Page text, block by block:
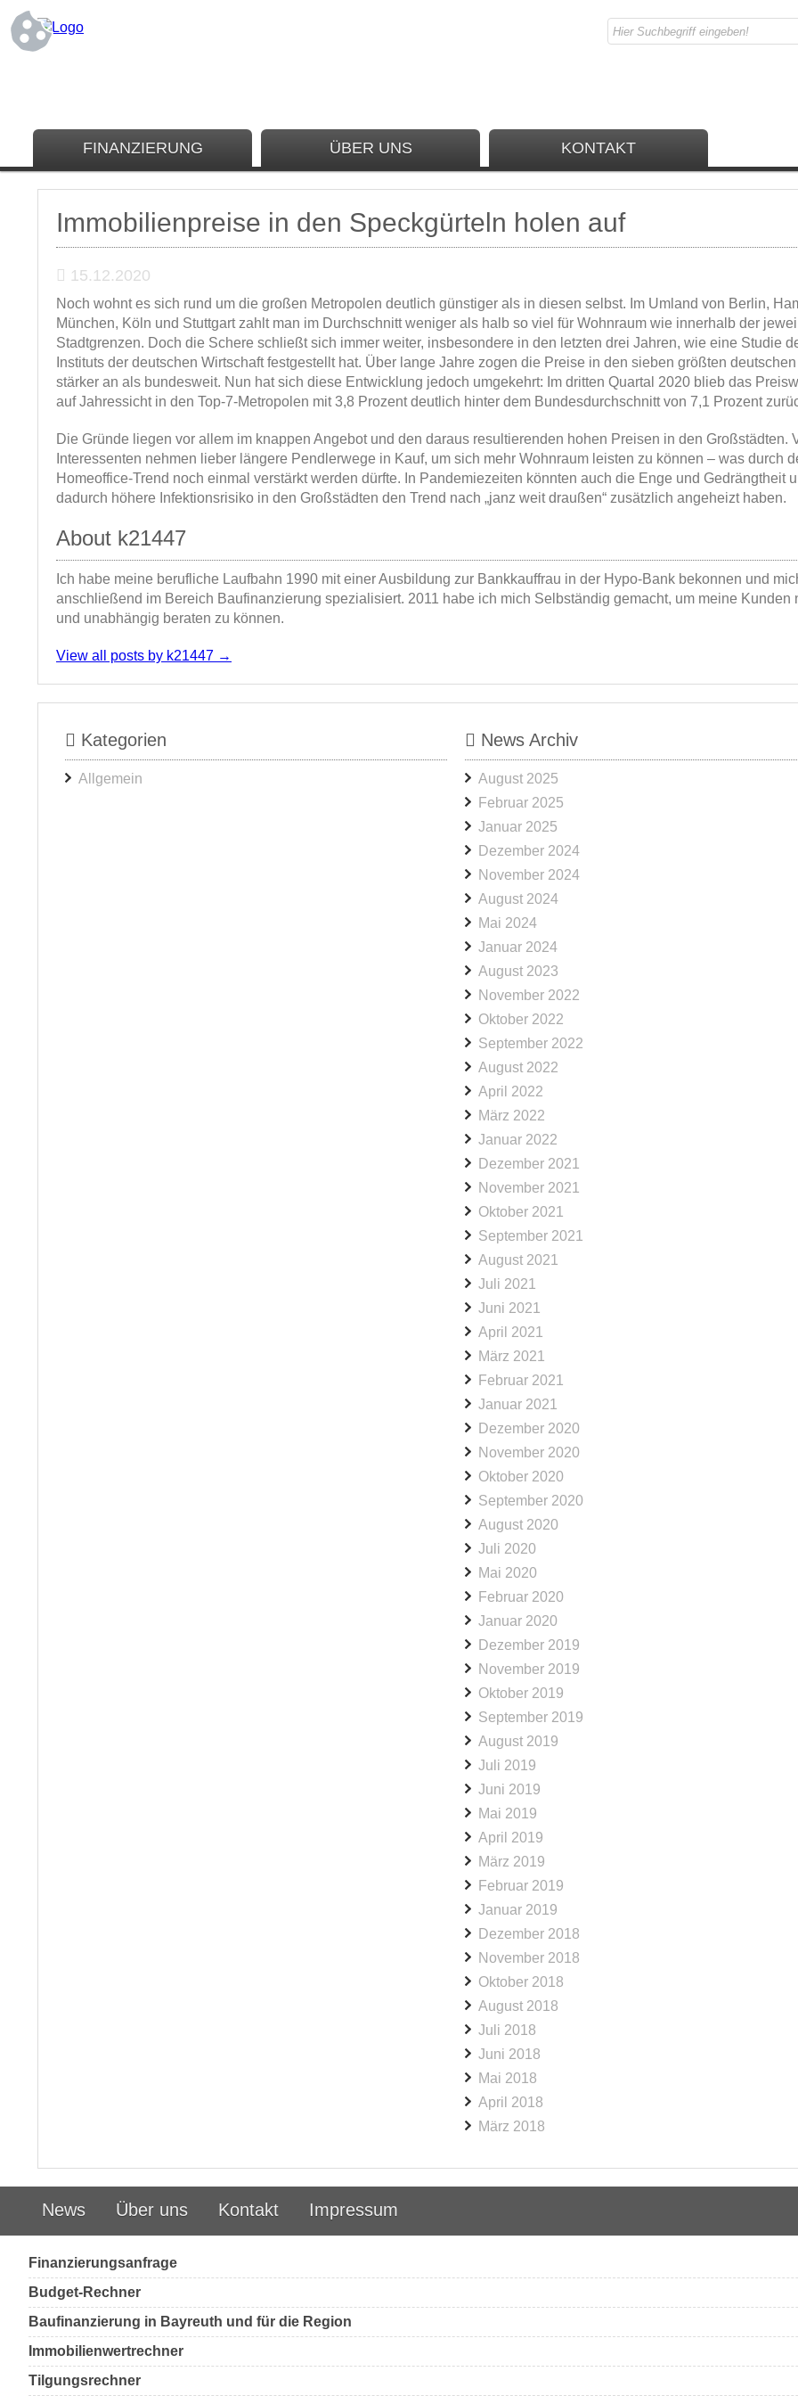
FINANZIERUNG ÜBER UNS KONTAKT
Immobilienpreise in den Speckgürteln holen auf
15.12.2020
Noch wohnt es sich rund um die großen Metropolen deutlich günstiger als in diesen selbst. Im Umland von Berlin,
München, Köln und Stuttgart zahlt man im Durchschnitt weniger als halb so viel für Wohnraum wie innerhalb der
Stadtgrenzen. Doch die Schere schließt sich immer weiter, insbesondere in den letzten drei Jahren, wie eine Studie
Instituts der deutschen Wirtschaft festgestellt hat. Über lange Jahre zogen die Preise in den sieben größten
stärker an als bundesweit. Nun hat sich diese Entwicklung jedoch umgekehrt: Im dritten Quartal 2020 blieb das
auf Jahressicht in den Top-7-Metropolen mit 3,8 Prozent deutlich hinter dem Bundesdurchschnitt von 7,1 Prozent
Die Gründe liegen vor allem im knappen Angebot und den daraus resultierenden hohen Preisen in den Großstädten.
Interessenten nehmen lieber längere Pendlerwege in Kauf, um sich mehr Wohnraum leisten zu können – was durch
Homeoffice-Trend noch einmal verstärkt werden dürfte. In Pandemiezeiten könnten auch die Enge und Gedrängtheit
dadurch höhere Infektionsrisiko in den Großstädten den Trend nach „janz weit draußen“ zusätzlich angeheizt haben.
About k21447
Ich habe meine berufliche Laufbahn 1990 mit einer Ausbildung zur Bankkauffrau in der Hypo-Bank bekonnen und
anschließend im Bereich Baufinanzierung spezialisiert. 2011 habe ich mich Selbständig gemacht, um meine Kunden
und unabhängig beraten zu können.
View all posts by k21447 →
Kategorien
Allgemein
News Archiv
August 2025
Februar 2025
Januar 2025
Dezember 2024
November 2024
August 2024
Mai 2024
Januar 2024
August 2023
November 2022
Oktober 2022
September 2022
August 2022
April 2022
März 2022
Januar 2022
Dezember 2021
November 2021
Oktober 2021
September 2021
August 2021
Juli 2021
Juni 2021
April 2021
März 2021
Februar 2021
Januar 2021
Dezember 2020
November 2020
Oktober 2020
September 2020
August 2020
Juli 2020
Mai 2020
Februar 2020
Januar 2020
Dezember 2019
November 2019
Oktober 2019
September 2019
August 2019
Juli 2019
Juni 2019
Mai 2019
April 2019
März 2019
Februar 2019
Januar 2019
Dezember 2018
November 2018
Oktober 2018
August 2018
Juli 2018
Juni 2018
Mai 2018
April 2018
März 2018
News Über uns Kontakt Impressum
Finanzierungsanfrage
Budget-Rechner
Baufinanzierung in Bayreuth und für die Region
Immobilienwertrechner
Tilgungsrechner